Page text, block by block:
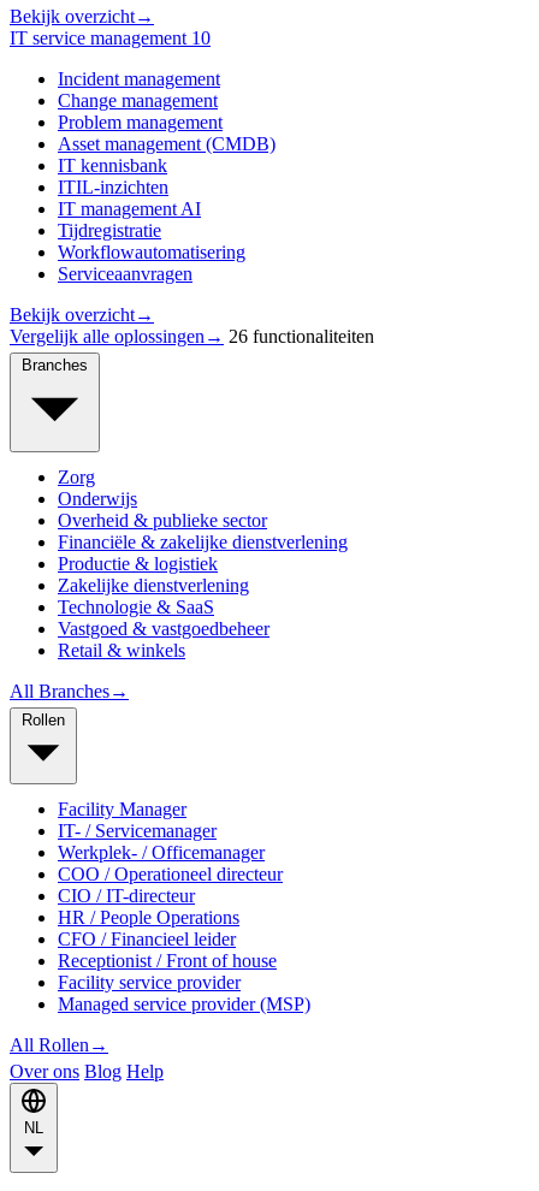
Bekijk overzicht→
IT service management 10
Incident management
Change management
Problem management
Asset management (CMDB)
IT kennisbank
ITIL-inzichten
IT management AI
Tijdregistratie
Workflowautomatisering
Serviceaanvragen
Bekijk overzicht→
Vergelijk alle oplossingen → 26 functionaliteiten
Zorg
Onderwijs
Overheid & publieke sector
Financiële & zakelijke dienstverlening
Productie & logistiek
Zakelijke dienstverlening
Technologie & SaaS
Vastgoed & vastgoedbeheer
Retail & winkels
All Branches→
Facility Manager
IT- / Servicemanager
Werkplek- / Officemanager
COO / Operationeel directeur
CIO / IT-directeur
HR / People Operations
CFO / Financieel leider
Receptionist / Front of house
Facility service provider
Managed service provider (MSP)
All Rollen →
Over ons Blog Help